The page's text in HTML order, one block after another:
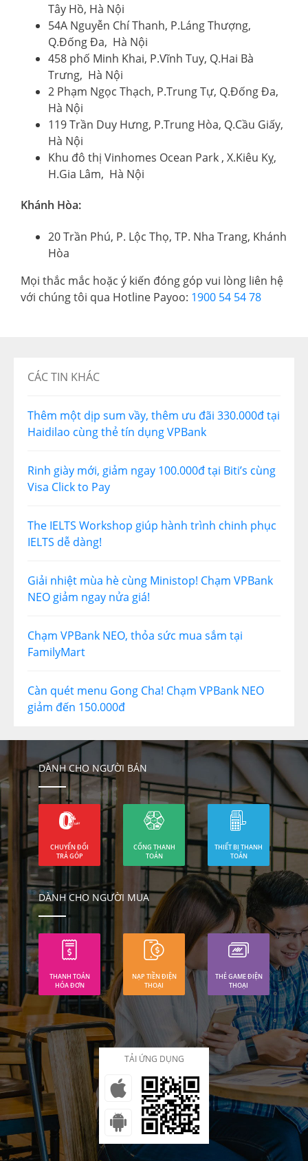
CÁC TIN KHÁC
Thêm một dịp sum vầy, thêm ưu đãi 330.000đ tại
Haidilao cùng thẻ tín dụng VPBank
Rinh giày mới, giảm ngay 100.000đ tại Biti’s cùng
Visa Click to Pay
The IELTS Workshop giúp hành trình chinh phục
IELTS dễ dàng!
Giải nhiệt mùa hè cùng Ministop! Chạm VPBank
NEO giảm ngay nửa giá!
Chạm VPBank NEO, thỏa sức mua sắm tại
FamilyMart
Càn quét menu Gong Cha! Chạm VPBank NEO
giảm đến 150.000đ
Tây Hồ, Hà Nội
54A Nguyễn Chí Thanh, P.Láng Thượng,
Q.Đống Đa, Hà Nội
458 phố Minh Khai, P.Vĩnh Tuy, Q.Hai Bà
Trưng, Hà Nội
2 Phạm Ngọc Thạch, P.Trung Tự, Q.Đống Đa,
Hà Nội
119 Trần Duy Hưng, P.Trung Hòa, Q.Cầu Giấy,
Hà Nội
Khu đô thị Vinhomes Ocean Park , X.Kiêu Kỵ,
H.Gia Lâm, Hà Nội
Khánh Hòa:
20 Trần Phú, P. Lộc Thọ, TP. Nha Trang, Khánh
Hòa
Mọi thắc mắc hoặc ý kiến đóng góp vui lòng liên hệ
với chúng tôi qua Hotline Payoo: 1900 54 54 78
DÀNH CHO NGƯỜI BÁN
CHUYỂN ĐỔI
TRẢ GÓP
CỔNG THANH
TOÁN
THIẾT BỊ THANH
TOÁN
DÀNH CHO NGƯỜI MUA
THANH TOÁN
HÓA ĐƠN
NẠP TIỀN ĐIỆN
THOẠI
THẺ GAME ĐIỆN
THOẠI
TẢI ỨNG DỤNG